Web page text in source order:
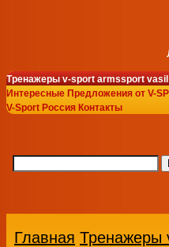
Тренажеры v-sport armssport
Интересные Предложения от V-
V-Sport Россия Контакты
Главная Тренажеры